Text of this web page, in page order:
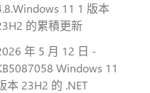
11 1 版本
的累積更新
年 5 月 12 日 -
Windows 11
本 23H2 的 .NET